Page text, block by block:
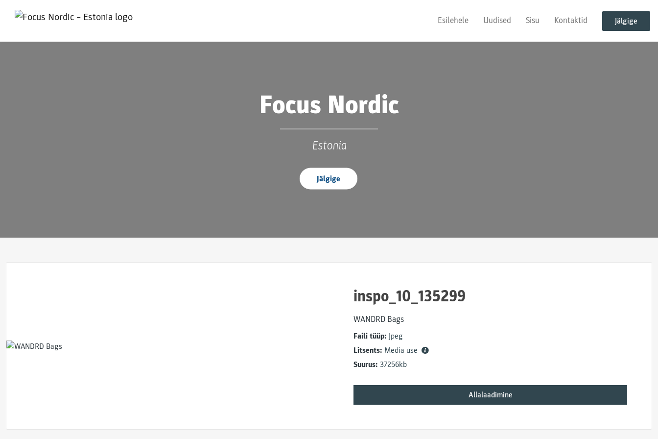
Esilehele Uudised Sisu Kontaktid Jälgige
Focus Nordic
Estonia
Jälgige
inspo_10_135299
WANDRD Bags
Faili tüüp: Jpeg
Litsents: Media use
Suurus: 37256kb
Allalaadimine